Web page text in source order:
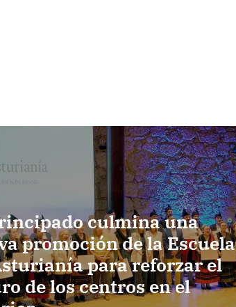
culmina una
promoción de la Escuela
para reforzar el
de los centros en el